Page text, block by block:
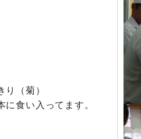
（菊）
食い入ってます。